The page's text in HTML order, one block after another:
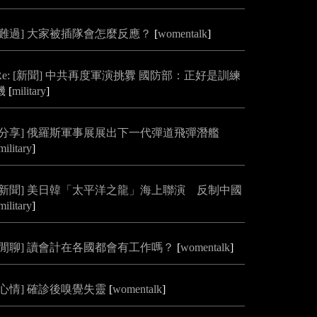
過] 大家被插隊會怎麼反應？ [womentalk]
[新聞] 中共再度軍演挑釁 國防部：正好是訓練
[military]
享] 俄羅斯軍事展展出下一代彈道飛彈潛艦
]
聞] 美日韓「太平洋之龍」海上聯演 反制中國
]
聊] 讀會計在各國都會有工作嗎？ [womentalk]
情] 確診後嗅覺失靈 [womentalk]